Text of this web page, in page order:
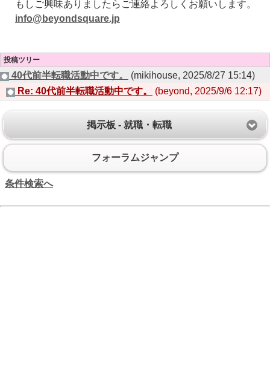
もしご興味ありましたらご連絡よろしくお願いします。
info@beyondsquare.jp
投稿ツリー
40代前半転職活動中です。
(mikihouse, 2025/8/27 15:14)
Re: 40代前半転職活動中です。
(beyond, 2025/9/6 12:17)
掲示板 - 就職・転職
フォーラムジャンプ
条件検索へ